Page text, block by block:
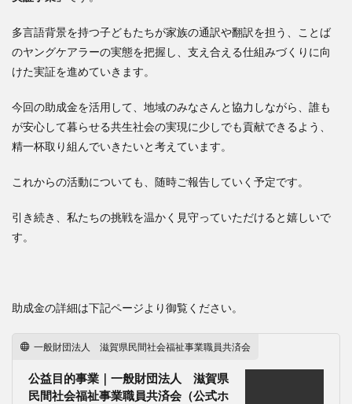
多言語背景を持つ子どもたちが家族の通訳や翻訳を担う、ことば
のヤングケアラーの実態を把握し、支え合える仕組みづくりに向
けた実証を進めていきます。
今回の助成金を活用して、地域のみなさんと協力しながら、誰も
が安心して暮らせる共生社会の実現に少しでも貢献できるよう、
精一杯取り組んでいきたいと考えています。
これからの活動についても、随時ご報告していく予定です。
引き続き、私たちの挑戦を温かく見守っていただけると嬉しいで
す。
助成金の詳細は下記ページより御覧ください。
一般財団法人 滋賀県民間社会福祉事業職員共済会
公益目的事業｜一般財団法人 滋賀県
民間社会福祉事業職員共済会（公式ホ